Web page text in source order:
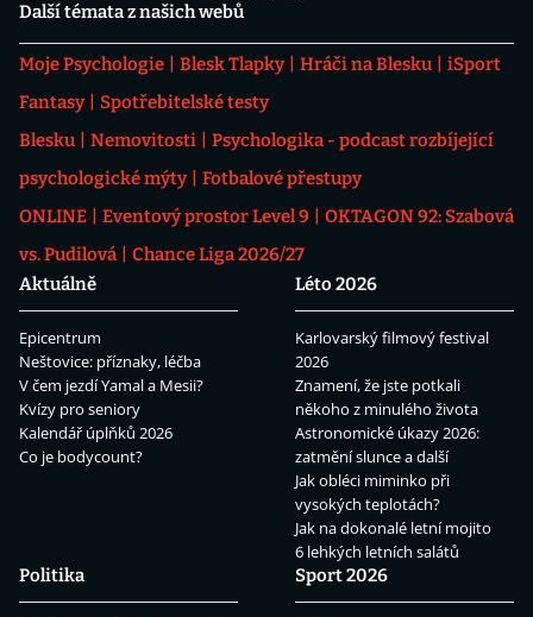
Další témata z našich webů
Moje Psychologie Blesk Tlapky Hráči na Blesku
iSport
Fantasy
Spotřebitelské testy
Blesku
Nemovitosti
Psychologika - podcast rozbíjející
psychologické mýty
Fotbalové přestupy
ONLINE
Eventový prostor Level 9
OKTAGON 92: Szabová
vs. Pudilová
Chance Liga 2026/27
Aktuálně
Epicentrum
Neštovice: příznaky, léčba
V čem jezdí Yamal a Mesii?
Kvízy pro seniory
Kalendář úplňků 2026
Co je bodycount?
Léto 2026
Karlovarský filmový festival
2026
Znamení, že jste potkali
někoho z minulého života
Astronomické úkazy 2026:
zatmění slunce a další
Jak obléci miminko při
vysokých teplotách?
Jak na dokonalé letní mojito
6 lehkých letních salátů
Politika
Sport 2026